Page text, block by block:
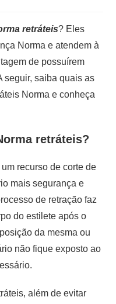
retráteis? Eles
Norma e atendem à
de possuírem
seguir, saiba quais as
Norma e conheça
retráteis?
recurso de corte de
mais segurança e
de retração faz
do estilete após o
da mesma ou
não fique exposto ao
além de evitar